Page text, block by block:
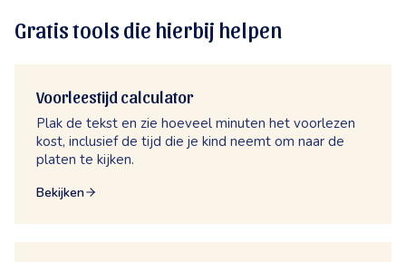
Gratis tools die hierbij helpen
Voorleestijd calculator
Plak de tekst en zie hoeveel minuten het voorlezen
kost, inclusief de tijd die je kind neemt om naar de
platen te kijken.
Bekijken